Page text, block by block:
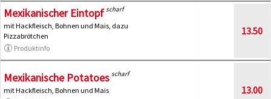
Mexikanischer Eintopf scharf
mit Hackfleisch, Bohnen und Mais, dazu
Pizzabrötchen
Produktinfo
13.50
Mexikanische Potatoes scharf
mit Hackfleisch, Bohnen und Mais
13.00